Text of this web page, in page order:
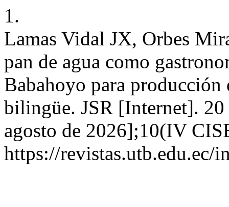
1.
Lamas Vidal JX, Orbes
pan de agua como
Babahoyo para
bilingüe. JSR [Internet].
agosto de 2026];10(IV
https://revistas.utb.edu.ec/